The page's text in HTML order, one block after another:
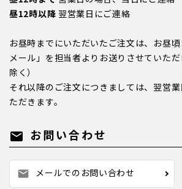
昼12時以降 翌営業日にご連絡
お昼時までにいただいたご注文は、お昼
メール」を担当者よりお送りさせていた
除く）
それ以降のご注文につきましては、翌営
ただきます。
mail お問い合わせ
mail メールでのお問い合わせ